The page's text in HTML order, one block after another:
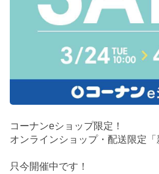
コーナンeショップ限定！
オンラインショップ・配送限定「
只今開催中です！